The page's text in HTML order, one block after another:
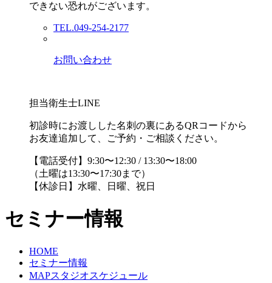
できない恐れがございます。
TEL.049-254-2177
お問い合わせ
担当衛生士LINE
初診時にお渡しした名刺の裏にあるQRコードから
お友達追加して、ご予約・ご相談ください。
【電話受付】9:30〜12:30 / 13:30〜18:00
（土曜は13:30〜17:30まで）
【休診日】水曜、日曜、祝日
セミナー情報
HOME
セミナー情報
MAPスタジオスケジュール